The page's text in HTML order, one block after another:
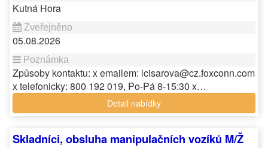
Kutná Hora
05.08.2026
Způsoby kontaktu: x emailem: lcisarova@cz.foxconn.com
x telefonicky: 800 192 019, Po-Pá 8-15:30 x…
Detail nabídky
Skladníci, obsluha manipulačních vozíků M/Ž